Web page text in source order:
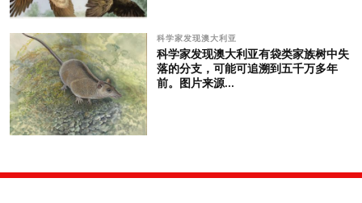
科学家发现澳大利亚
科学家发现澳大利亚有袋类家族树中失
落的分支，可能可追溯到五千万多年
前。图片来源...